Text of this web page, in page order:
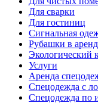
Для сварки
Для гостиниц
Сигнальная
Рубашки в
Экологический
Услуги
Аренда
Спецодежда с
Спецодежда по